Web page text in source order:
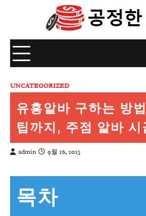
UNCATEGORIZED
유흥알바 구하는 방
팁까지, 주점 알바 시
admin 9월 26, 2025
목차